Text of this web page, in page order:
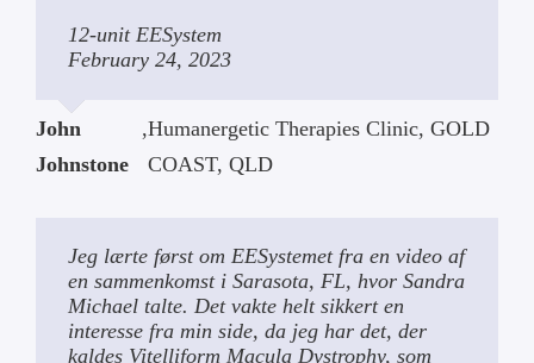
12-unit EESystem
February 24, 2023
John
Johnstone
,Humanergetic Therapies Clinic, GOLD
COAST, QLD
Jeg lærte først om EESystemet fra en video af
en sammenkomst i Sarasota, FL, hvor Sandra
Michael talte. Det vakte helt sikkert en
interesse fra min side, da jeg har det, der
kaldes Vitelliform Macula Dystrophy, som